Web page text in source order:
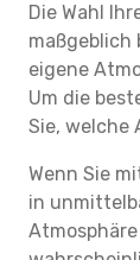
Die Wahl
maßgeblich
eigene
Um die
Sie, welche
Wenn Sie
in